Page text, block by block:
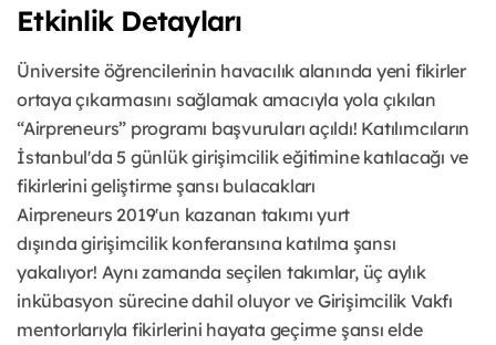
Etkinlik Detayları
Üniversite öğrencilerinin havacılık alanında yeni fikirler
ortaya çıkarmasını sağlamak amacıyla yola çıkılan
“Airpreneurs” programı başvuruları açıldı! Katılımcıların
İstanbul'da 5 günlük girişimcilik eğitimine katılacağı ve
fikirlerini geliştirme şansı bulacakları
Airpreneurs 2019'un kazanan takımı yurt
dışında girişimcilik konferansına katılma şansı
yakalıyor! Aynı zamanda seçilen takımlar, üç aylık
inkübasyon sürecine dahil oluyor ve Girişimcilik Vakfı
mentorlarıyla fikirlerini hayata geçirme şansı elde